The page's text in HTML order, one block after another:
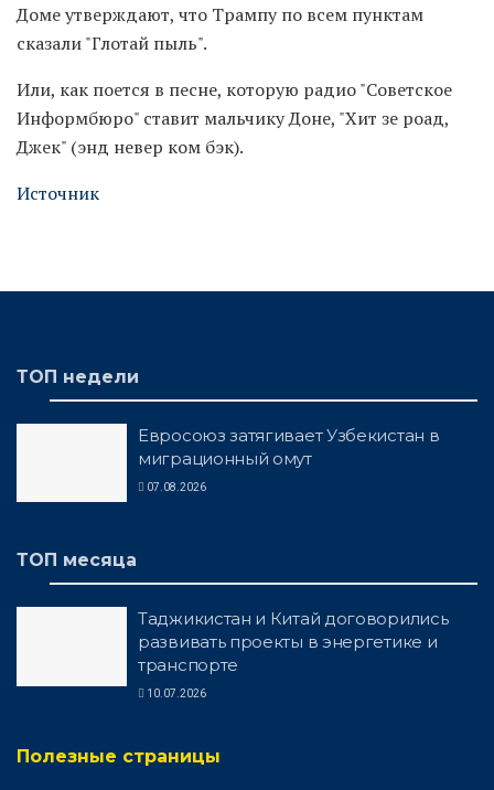
Доме утверждают, что Трампу по всем пунктам
сказали "Глотай пыль".
Или, как поется в песне, которую радио "Советское
Информбюро" ставит мальчику Доне, "Хит зе роад,
Джек" (энд невер ком бэк).
Источник
ТОП недели
Евросоюз затягивает Узбекистан в
миграционный омут
07.08.2026
ТОП месяца
Таджикистан и Китай договорились
развивать проекты в энергетике и
транспорте
10.07.2026
Полезные страницы